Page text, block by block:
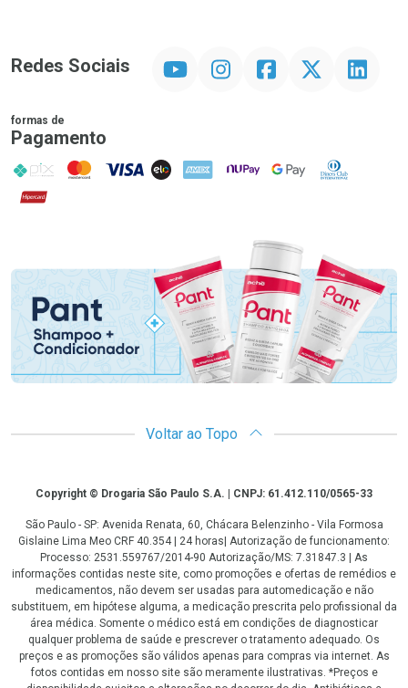
Redes Sociais InstagramFacebookTwitter Linkedin
formas de
Pagamento
PIX MasterCard
VISA ELO AMEX NuPay Google PayDiners Club
Hipercard
Promoção em Destaque
Voltar ao Topo
CopyrightCopyright © Drogaria São Paulo S.A. | CNPJ: 61.412.110/0565-33
São Paulo - SP: Avenida Renata, 60, Chácara Belenzinho - Vila Formosa
Gislaine Lima Meo CRF 40.354 | 24 horas| Autorização de funcionamento:
Processo: 2531.559767/2014-90 Autorização/MS: 7.31847.3 | As
informações contidas neste site, como promoções e ofertas de remédios e
medicamentos, não devem ser usadas para automedicação e não
substituem, em hipótese alguma, a medicação prescrita pelo profissional da
área médica. Somente o médico está em condições de diagnosticar
qualquer problema de saúde e prescrever o tratamento adequado. Os
preços e as promoções são válidos apenas para compras via internet. As
fotos contidas em nosso site são meramente ilustrativas. *Preços e